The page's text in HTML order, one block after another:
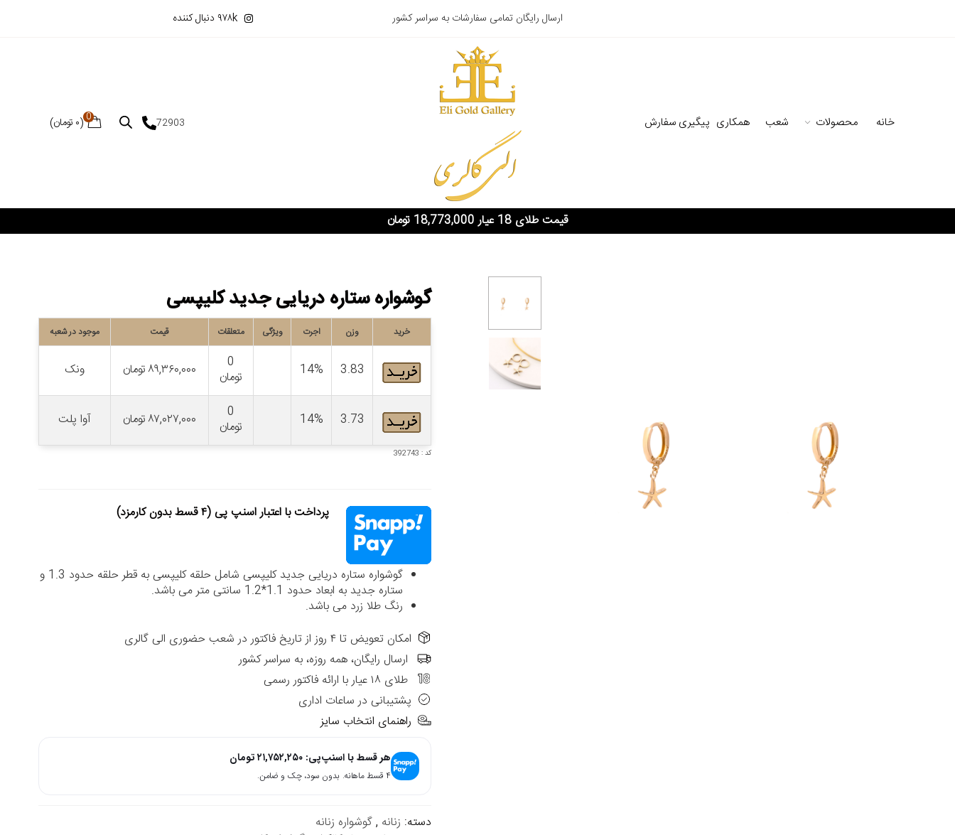
ارسال رایگان تمامی سفارشات به سراسر کشور ۹۷۸k دنبال کننده
خانه محصولات شعب همکاری پیگیری سفارش 72903
0
(۰ تومان)
قیمت طلای 18 عیار 18,773,000 تومان
گوشواره ستاره دریایی جدید کلیپسی
خرید وزن اجرت ویژگی متعلقات قیمت موجود در شعبه
3.83
14%
0
تومان
۸۹,۳۶۰,۰۰۰تومان ونک
3.73
14%
0
تومان
۸۷,۰۲۷,۰۰۰تومان آوا پلت
کد : 392743
پرداخت با اعتبار اسنپ پی (۴ قسط بدون کارمزد)
گوشواره ستاره دریایی جدید کلیپسی شامل حلقه کلیپسی به قطر حلقه حدود 1.3 و
ستاره جدید به ابعاد حدود 1.1*1.2 سانتی متر می باشد.
رنگ طلا زرد می باشد.
امکان تعویض تا ۴ روز از تاریخ فاکتور در شعب حضوری الی گالری
ارسال رایگان، همه روزه، به سراسر کشور
طلای ۱۸ عیار با ارائه فاکتور رسمی
پشتیبانی در ساعات اداری
راهنمای انتخاب سایز
هر قسط با اسنپ‌پی: ۲۱,۷۵۲,۲۵۰تومان
۴ قسط ماهانه. بدون سود، چک و ضامن.
دسته: زنانه ,گوشواره زنانه